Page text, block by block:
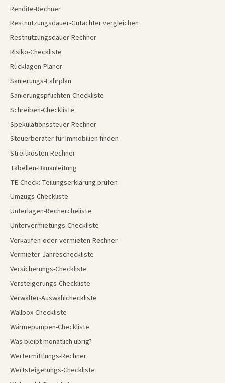
Rendite-Rechner
Restnutzungsdauer-Gutachter vergleichen
Restnutzungsdauer-Rechner
Risiko-Checkliste
Rücklagen-Planer
Sanierungs-Fahrplan
Sanierungspflichten-Checkliste
Schreiben-Checkliste
Spekulationssteuer-Rechner
Steuerberater für Immobilien finden
Streitkosten-Rechner
Tabellen-Bauanleitung
TE-Check: Teilungserklärung prüfen
Umzugs-Checkliste
Unterlagen-Rechercheliste
Untervermietungs-Checkliste
Verkaufen-oder-vermieten-Rechner
Vermieter-Jahrescheckliste
Versicherungs-Checkliste
Versteigerungs-Checkliste
Verwalter-Auswahlcheckliste
Wallbox-Checkliste
Wärmepumpen-Checkliste
Was bleibt monatlich übrig?
Wertermittlungs-Rechner
Wertsteigerungs-Checkliste